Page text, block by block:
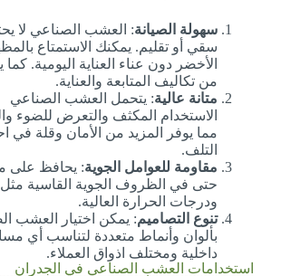
سهولة الصيانة: العشب الصناعي لا
سقي أو تقليم. يمكنك الاستمتاع
الأخضر دون عناء العناية اليومية.
من تكاليف المتابعة والعناية.
متانة عالية: يتحمل العشب الصناعي
الاستخدام المكثف والتعرض للضوء
مما يوفر المزيد من الأمان وقلة في
التلف.
مقاومة للعوامل الجوية: يحافظ على
حتى في الظروف الجوية القاسية مثل
ودرجات الحرارة العالية.
تنوع التصاميم: يمكن اختيار العشب
بألوان وأنماط متعددة لتناسب أي
داخلية ومختلف اذواق العملاء.
استخدامات العشب الصناعي في الجدران